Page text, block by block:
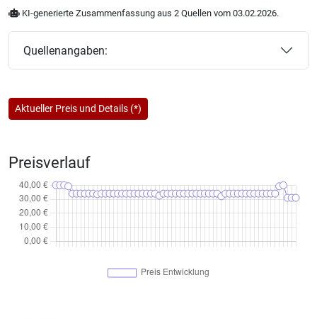
KI-generierte Zusammenfassung aus 2 Quellen vom 03.02.2026.
Quellenangaben:
Aktueller Preis und Details (*)
Preisverlauf